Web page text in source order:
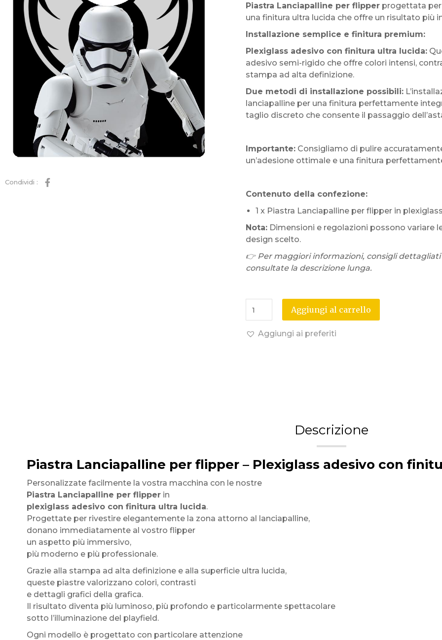
Condividi :
Piastra Lanciapalline per flipperprogettata per
una finitura ultra lucida che offre un risultato più
Installazione semplice e finitura premium:
Plexiglass adesivo con finitura ultra lucida:
adesivo semi-rigido che offre colori intensi,
stampa ad alta definizione.
Due metodi di installazione possibili:
lanciapalline per una finitura perfettamente
taglio discreto che consente il passaggio
Importante:Consigliamo di pulire
un’adesione ottimale e una finitura
Contenuto della confezione:
1 x Piastra Lanciapalline per flipper in
Nota:Dimensioni e regolazioni possono variare
design scelto.
👉 Per maggiori informazioni, consigli
consultate la descrizione lunga.
Aggiungi al carrello
Aggiungi ai preferiti
Descrizione
Piastra Lanciapalline per flipper – Plexiglass adesivo con
Personalizzate facilmente la vostra macchina con le nostre
Piastra Lanciapalline per flipperin
plexiglass adesivo con finitura ultra lucida.
Progettate per rivestire elegantemente la zona attorno al lanciapalline,
donano immediatamente al vostro flipper
un aspetto più immersivo,
più moderno e più professionale.
Grazie alla stampa ad alta definizione e alla superficie ultra lucida,
queste piastre valorizzano colori, contrasti
e dettagli grafici della grafica.
Il risultato diventa più luminoso, più profondo e particolarmente spettacolare
sotto l’illuminazione del playfield.
Ogni modello è progettato con particolare attenzione